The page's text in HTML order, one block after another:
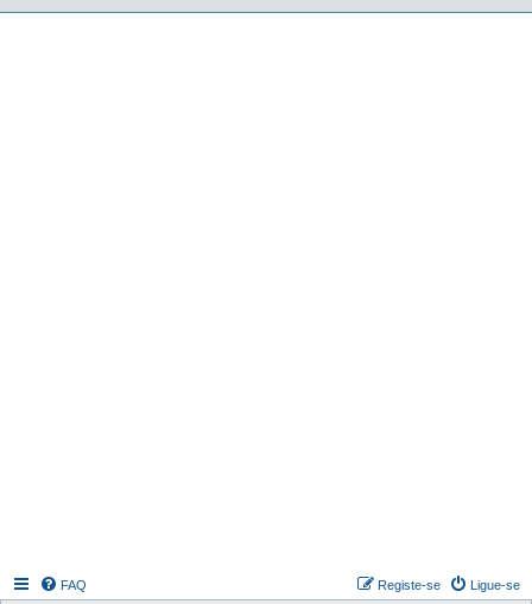
FAQ Ligue-se
Registe-se